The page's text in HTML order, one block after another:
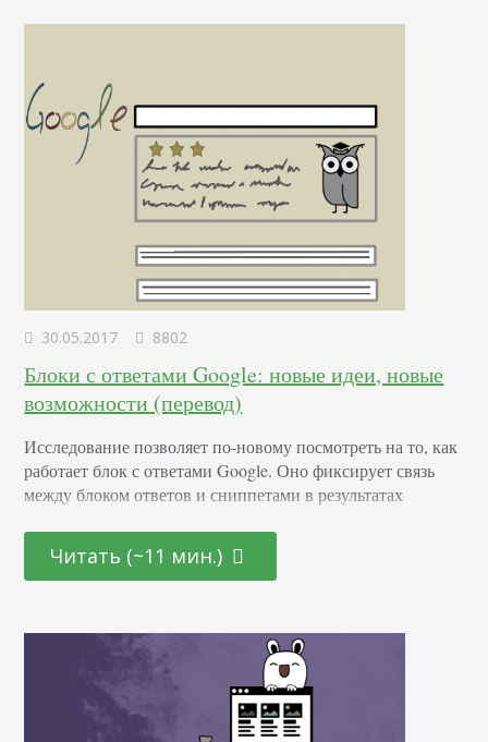
30.05.2017 8802
Блоки с ответами Google: новые идеи, новые
возможности (перевод)
Исследование позволяет по-новому посмотреть на то, как
работает блок с ответами Google. Оно фиксирует связь
между блоком ответов и сниппетами в результатах
за позицию над топом выдачи (нулевую позицию). Это
еще не все. На основе этого исследования мы вывели
графа…
Читать (~11 мин.)